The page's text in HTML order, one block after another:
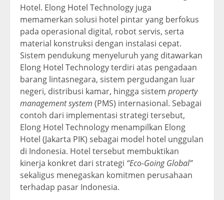
Hotel. Elong Hotel Technology juga
memamerkan solusi hotel pintar yang berfokus
pada operasional digital, robot servis, serta
material konstruksi dengan instalasi cepat.
Sistem pendukung menyeluruh yang ditawarkan
Elong Hotel Technology terdiri atas pengadaan
barang lintasnegara, sistem pergudangan luar
negeri, distribusi kamar, hingga sistem property
management system (PMS) internasional. Sebagai
contoh dari implementasi strategi tersebut,
Elong Hotel Technology menampilkan Elong
Hotel (Jakarta PIK) sebagai model hotel unggulan
di Indonesia. Hotel tersebut membuktikan
kinerja konkret dari strategi “Eco-Going Global”
sekaligus menegaskan komitmen perusahaan
terhadap pasar Indonesia.